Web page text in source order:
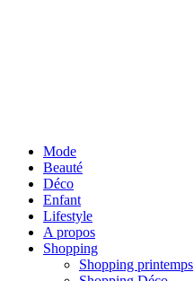
Mode
Beauté
Déco
Enfant
Lifestyle
A propos
Shopping
Shopping printemps